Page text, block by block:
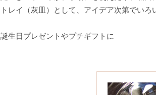
トレイ（灰皿）として、アイデア次第でいろ
誕生日プレゼントやプチギフトに